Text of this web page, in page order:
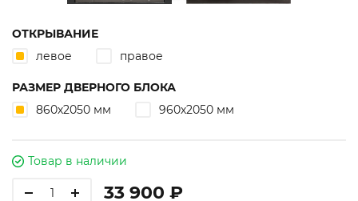
ОТКРЫВАНИЕ
левое
правое
РАЗМЕР ДВЕРНОГО БЛОКА
860х2050 мм
960х2050 мм
Товар в наличии
33 900 ₽